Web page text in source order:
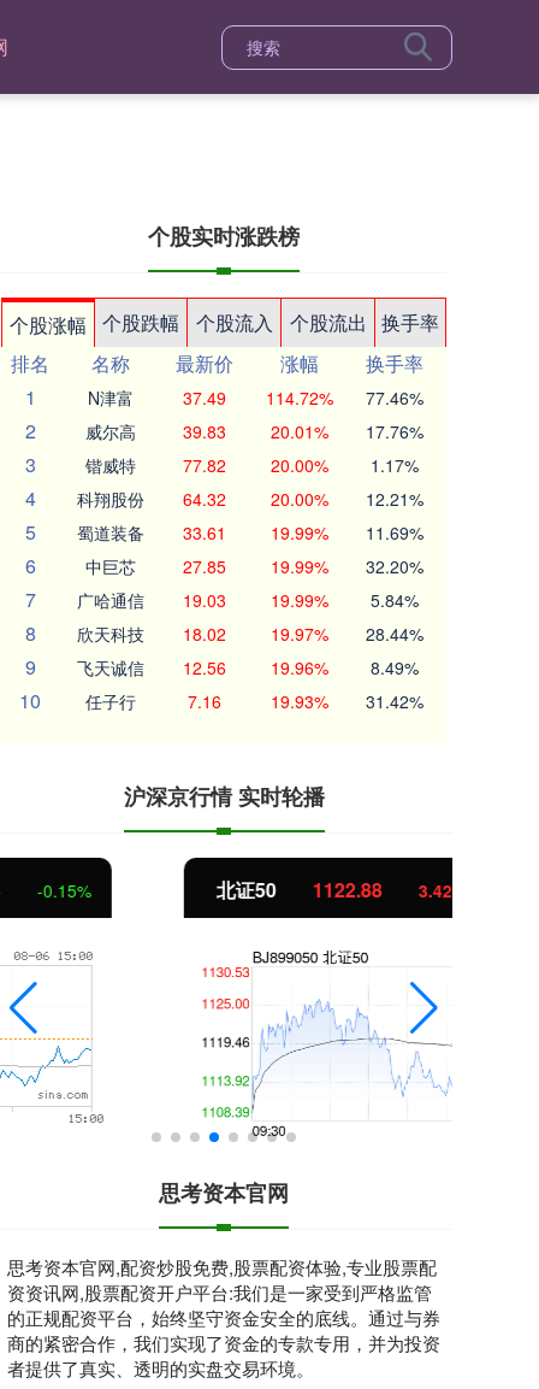
个股实时涨跌榜
个股涨幅 个股跌幅 个股流入 个股流出
换手率
排名
名称 最新价 涨幅
换手率
1
N津富 37.49 114.72% 77.46%
2 威尔高 39.83 20.01% 17.76%
3 锴威特 77.82 20.00% 1.17%
4 科翔股份 64.32 20.00% 12.21%
5 蜀道装备 33.61 19.99% 11.69%
6 中巨芯 27.85 19.99% 32.20%
7 广哈通信 19.03 19.99% 5.84%
8 欣天科技 18.02 19.97% 28.44%
9 飞天诚信 12.56 19.96% 8.49%
10 任子行 7.16 19.93% 31.42%
沪深京行情 实时轮播
北证50 1122.88 3.42 0.30%
思考资本官网
思考资本官网,配资炒股免费,股票配资体验,专业股票配
资资讯网,股票配资开户平台:我们是一家受到严格监管
的正规配资平台，始终坚守资金安全的底线。通过与券
商的紧密合作，我们实现了资金的专款专用，并为投资
者提供了真实、透明的实盘交易环境。